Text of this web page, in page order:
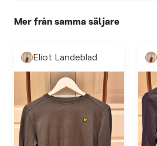
Mer från samma säljare
Eliot Landeblad